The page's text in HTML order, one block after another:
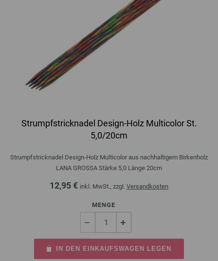
Strumpfstricknadel Design-Holz Multicolor St.
5,0/20cm
Strumpfstricknadel Design-Holz Multicolor aus nachhaltigem Birkenholz
LANA GROSSA Stärke 5,0 Länge 20cm
12,95 € inkl. MwSt., zzgl. Versandkosten
MENGE
IN DEN EINKAUFSWAGEN LEGEN